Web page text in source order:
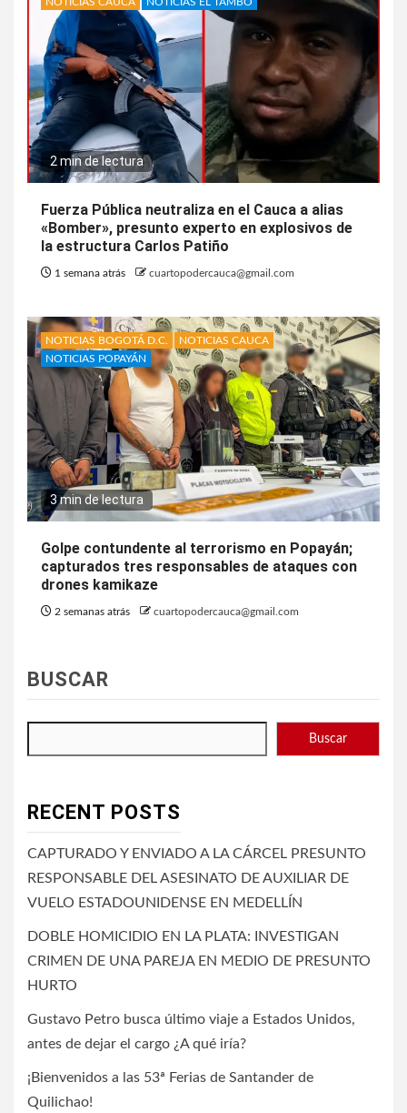
2 min de lectura
Fuerza Pública neutraliza en el Cauca a alias
«Bomber», presunto experto en explosivos de
la estructura Carlos Patiño
1 semana atrás cuartopodercauca@gmail.com
NOTICIAS BOGOTÁ D.C.
NOTICIAS CAUCA
NOTICIAS POPAYÁN
3 min de lectura
Golpe contundente al terrorismo en Popayán;
capturados tres responsables de ataques con
drones kamikaze
2 semanas atrás cuartopodercauca@gmail.com
BUSCAR
Buscar
RECENT POSTS
CAPTURADO Y ENVIADO A LA CÁRCEL PRESUNTO
RESPONSABLE DEL ASESINATO DE AUXILIAR DE
VUELO ESTADOUNIDENSE EN MEDELLÍN
DOBLE HOMICIDIO EN LA PLATA: INVESTIGAN
CRIMEN DE UNA PAREJA EN MEDIO DE PRESUNTO
HURTO
Gustavo Petro busca último viaje a Estados Unidos,
antes de dejar el cargo ¿A qué iría?
¡Bienvenidos a las 53ª Ferias de Santander de
Quilichao!